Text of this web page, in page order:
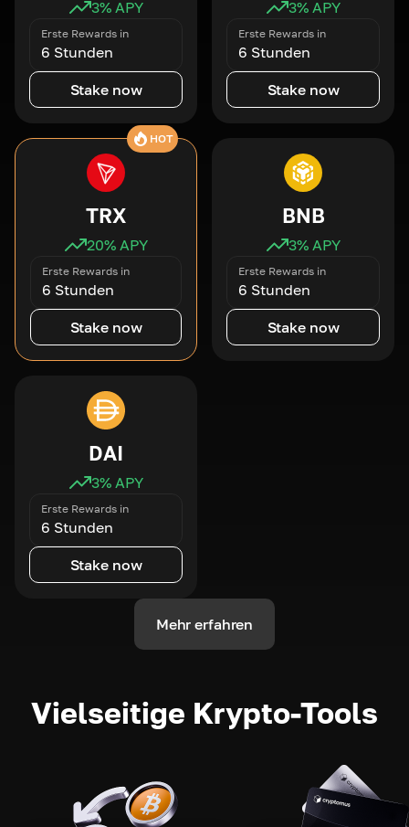
3% APY
Erste Rewards in
6 Stunden
Stake now
3% APY
Erste Rewards in
6 Stunden
Stake now
HOT
TRX
20% APY
Erste Rewards in
6 Stunden
Stake now
BNB
3% APY
Erste Rewards in
6 Stunden
Stake now
DAI
3% APY
Erste Rewards in
6 Stunden
Stake now
Mehr erfahren
Vielseitige Krypto-Tools